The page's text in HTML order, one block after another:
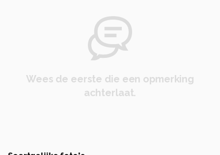
Wees de eerste die een opmerking
achterlaat.